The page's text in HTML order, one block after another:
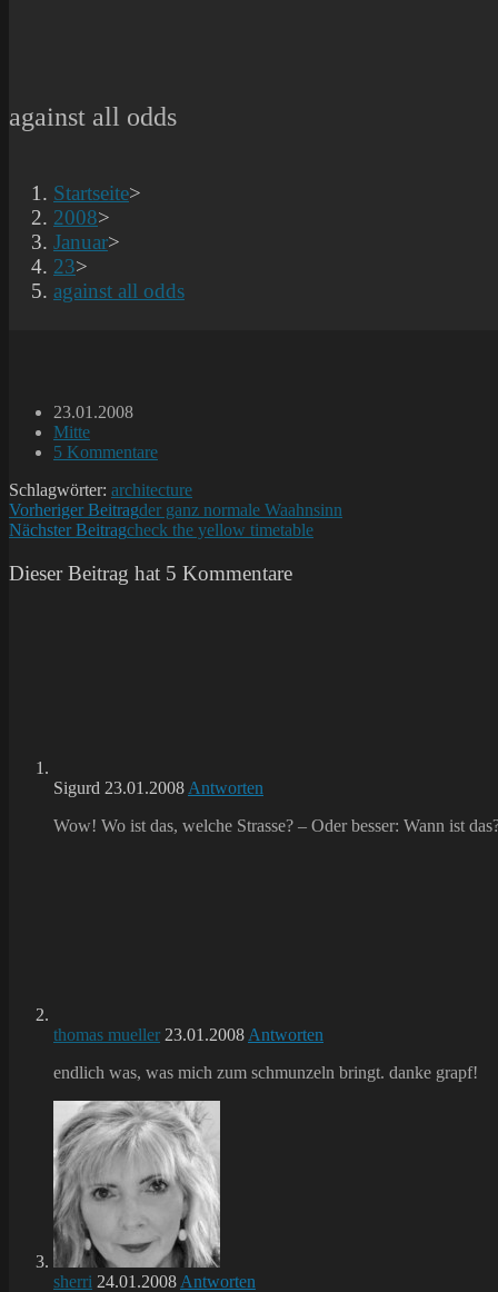
against all odds
Startseite>
2008>
Januar>
23>
against all odds
Beitrag
veröffentlicht:
23.01.2008
Beitrags-
Kategorie:
Mitte
Beitrags-
5 Kommentare
Schlagwörter: architecture
Weitere
Artikel
ansehen
Vorheriger Beitragder ganz normale Waahnsinn
Nächster Beitragcheck the yellow timetable
Dieser Beitrag hat 5 Kommentare
Sigurd 23.01.2008 Antworten
Wow! Wo ist das, welche Strasse? – Oder besser: Wann ist
thomas mueller 23.01.2008 Antworten
endlich was, was mich zum schmunzeln bringt. danke grapf!
sherri 24.01.2008 Antworten